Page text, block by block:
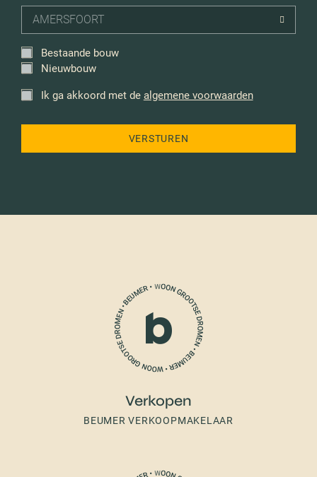
AMERSFOORT
*
Bestaande bouw
Nieuwbouw
* Ik ga akkoord met de algemene voorwaarden
Verkopen
BEUMER VERKOOPMAKELAAR